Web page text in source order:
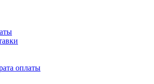
оплаты